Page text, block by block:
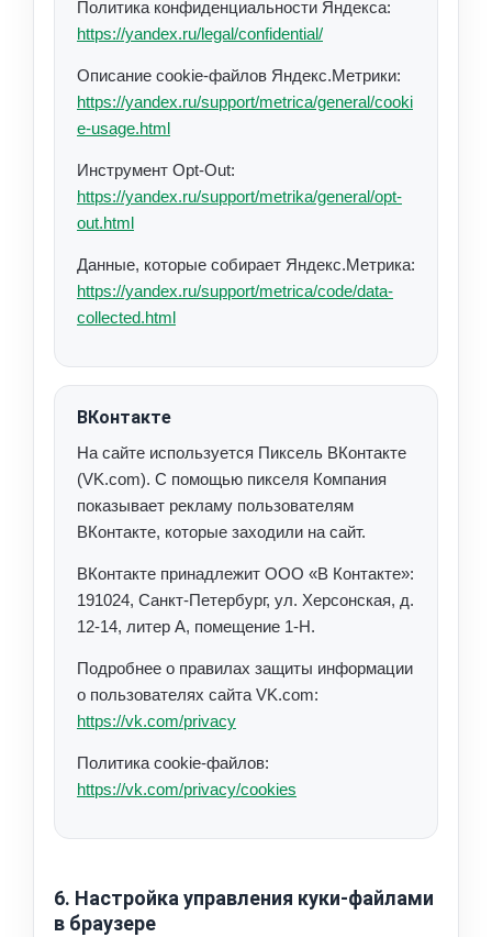
Политика конфиденциальности Яндекса:
https://yandex.ru/legal/confidential/
Описание cookie-файлов Яндекс.Метрики:
https://yandex.ru/support/metrica/general/cooki
e-usage.html
Инструмент Opt-Out:
https://yandex.ru/support/metrika/general/opt-
out.html
Данные, которые собирает Яндекс.Метрика:
https://yandex.ru/support/metrica/code/data-
collected.html
ВКонтакте
На сайте используется Пиксель ВКонтакте
(VK.com). С помощью пикселя Компания
показывает рекламу пользователям
ВКонтакте, которые заходили на сайт.
ВКонтакте принадлежит ООО «В Контакте»:
191024, Санкт-Петербург, ул. Херсонская, д.
12-14, литер А, помещение 1-Н.
Подробнее о правилах защиты информации
о пользователях сайта VK.com:
https://vk.com/privacy
Политика cookie-файлов:
https://vk.com/privacy/cookies
6. Настройка управления куки-файлами
в браузере